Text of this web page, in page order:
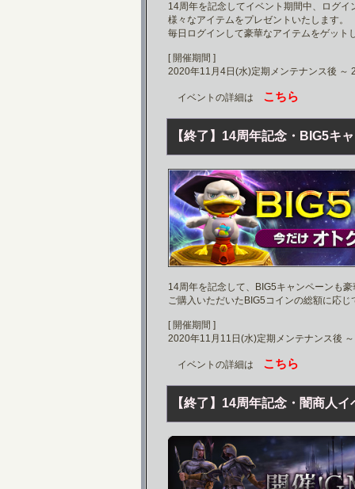
14周年を記念してイベント期間中、ログイ
様々なアイテムをプレゼントいたします。
毎日ログインして豪華なアイテムをゲット
[ 開催期間 ]
2020年11月4日(水)定期メンテナンス後 ～
イベントの詳細は こちら
【終了】14周年記念・BIG5キ
14周年を記念して、BIG5キャンペーンも
ご購入いただいたBIG5コインの総額に応
[ 開催期間 ]
2020年11月11日(水)定期メンテナンス後
イベントの詳細は こちら
【終了】14周年記念・闇商人イ